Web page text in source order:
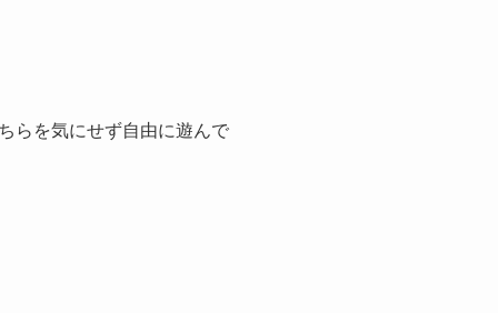
らを気にせず自由に遊んで